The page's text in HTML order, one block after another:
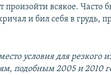
всякое. Часто
и бил себя в грудь,
условия для резкого
подобным 2005 и 2010